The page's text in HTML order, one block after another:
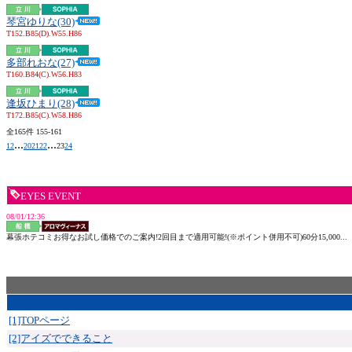
琴宮ゆりな(30)
T152.B85(D).W55.H86
多部れおな(27)
T160.B84(C).W56.H83
逢坂ひまり(28)
T172.B85(C).W58.H86
全165件 155-161
12...202122...2324
EYES EVENT
08/01/12:36
幕張ホテコミお得なお試し価格でのご案内!2回目まで適用可能!(※ポイント併用不可)60分15,000...
[1]TOPページ
[2]アイズでできること